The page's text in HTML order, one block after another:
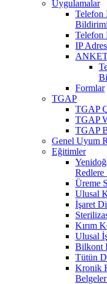
Uygulamalar
Telefon
Bildirimi
Telefon
IP
Formlar
TGAP
TGAP
TGAP
TGAP
Genel Uyum
Eğitimler
Redlere
Üreme
Ulusal
İşaret
Kırım
Ulusal
Bilkont
Tütün
Kronik